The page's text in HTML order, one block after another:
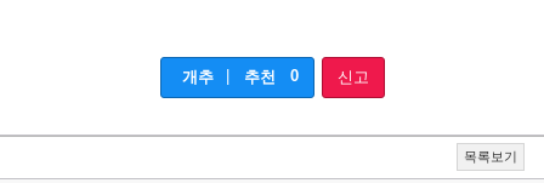
개추 추천 0 신고
목록보기